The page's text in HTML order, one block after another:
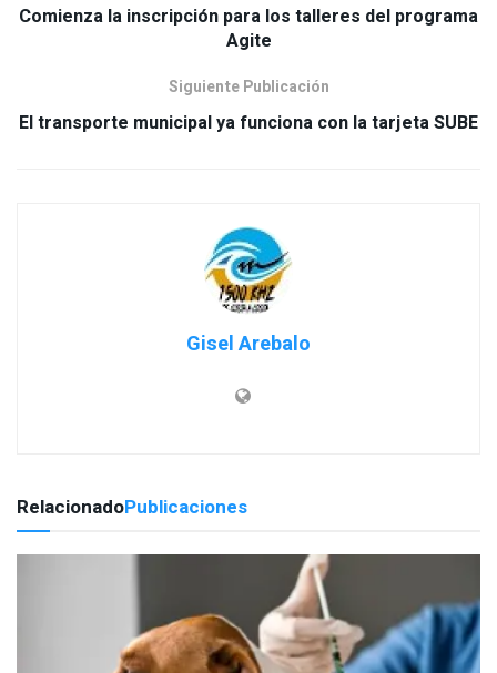
Comienza la inscripción para los talleres del programa
Siguiente Publicación
Gisel Arebalo
RelacionadoPublicaciones